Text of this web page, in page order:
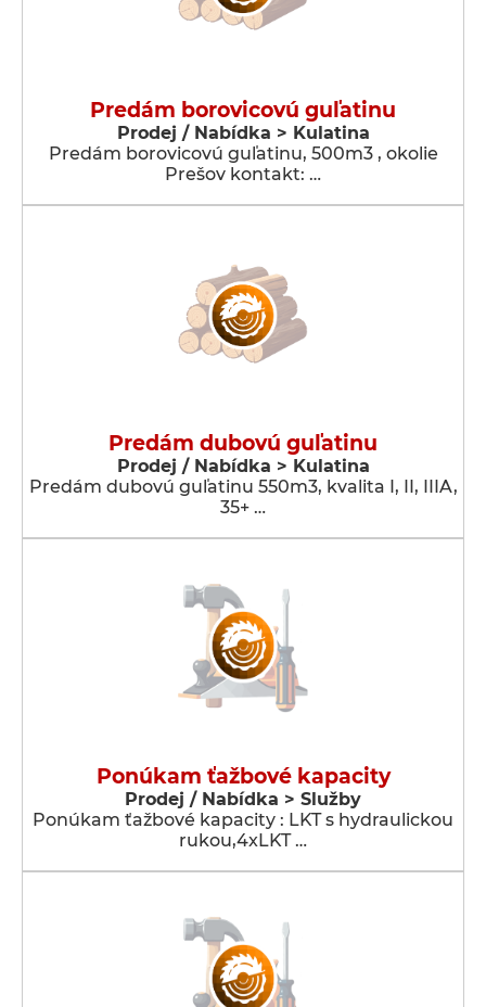
Predám borovicovú guľatinu
Prodej / Nabídka > Kulatina
Predám borovicovú guľatinu, 500m3 , okolie
Prešov kontakt: …
Predám dubovú guľatinu
Prodej / Nabídka > Kulatina
Predám dubovú guľatinu 550m3, kvalita I, II, IIIA,
35+ …
Ponúkam ťažbové kapacity
Prodej / Nabídka > Služby
Ponúkam ťažbové kapacity : LKT s hydraulickou
rukou,4xLKT …